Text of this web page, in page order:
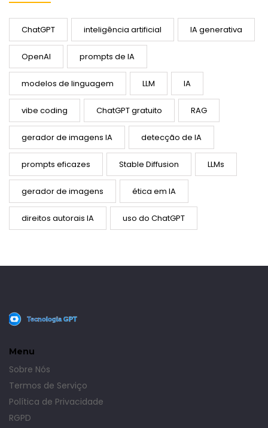
ChatGPT inteligência artificial IA generativa
OpenAI prompts de IA
modelos de linguagem LLM IA
vibe coding ChatGPT gratuito RAG
gerador de imagens IA detecção de IA
prompts eficazes Stable Diffusion LLMs
gerador de imagens ética em IA
direitos autorais IA uso do ChatGPT
Menu
Sobre Nós
Termos de Serviço
Política de Privacidade
RGPD